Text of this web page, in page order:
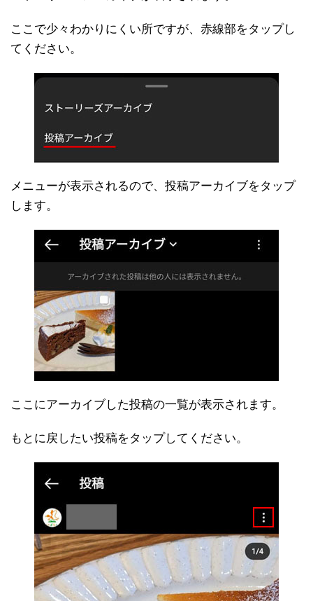
ここで少々わかりにくい所ですが、赤線部をタップし
てください。
メニューが表示されるので、投稿アーカイブをタップ
します。
ここにアーカイブした投稿の一覧が表示されます。
もとに戻したい投稿をタップしてください。